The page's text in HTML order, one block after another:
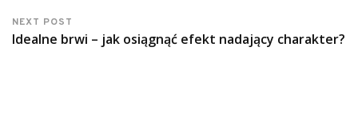
NEXT POST
Idealne brwi – jak osiągnąć efekt nadający charakter?